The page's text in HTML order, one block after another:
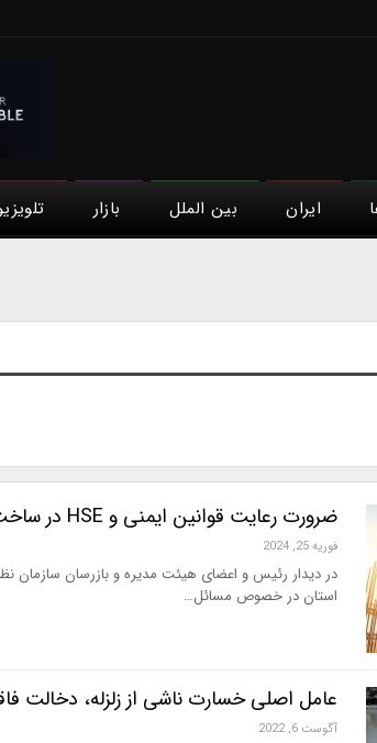
ایران بین الملل بازار
ضرورت رعایت قوانین ایمنی و HSE در ساخت و سازها
فوریه 25, 2024
در دیدار رئیس و‌ اعضای هیئت مدیره و‌ بازرسان سازمان
استان در خصوص مسائل…
عامل اصلی خسارت ناشی از زلزله، دخالت
آگوست 6, 2022